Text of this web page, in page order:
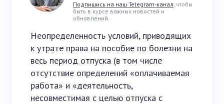
Подпишись на наш Telegram-канал, чтобы
быть в курсе важных новостей и
обновлений.
Неопределенность условий, приводящих
к утрате права на пособие по болезни на
весь период отпуска (в том числе
отсутствие определений «оплачиваемая
работа» и «деятельность,
несовместимая с целью отпуска с